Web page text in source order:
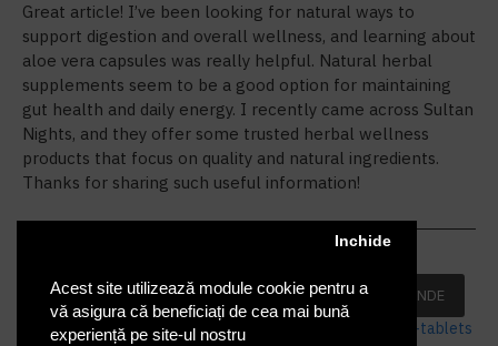
Acest site utilizează module cookie pentru a
vă asigura că beneficiați de cea mai bună
experiență pe site-ul nostru
Inchide
Great article! I’ve been looking for natural ways to
support digestion and overall wellness, and learning about
aloe vera capsules was really helpful. Natural herbal
supplements seem to be a good option for maintaining
gut health and daily energy. I recently came across Sultan
Nights, and they offer some trusted herbal wellness
products that focus on quality and natural ingredients.
Thanks for sharing such useful information!
zolence:
10 Apr 09:38:56 AM
https://zolence.com/product/multivitamin-tablets
RASPUNDE